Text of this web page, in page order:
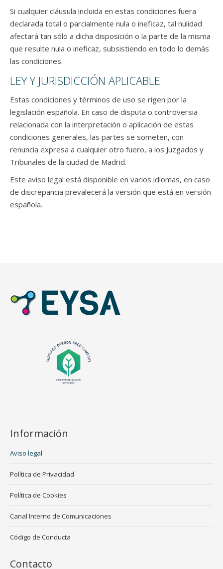
Si cualquier cláusula incluida en estas condiciones fuera
declarada total o parcialmente nula o ineficaz, tal nulidad
afectará tan sólo a dicha disposición o la parte de la misma
que resulte nula o ineficaz, subsistiendo en todo lo demás
las condiciones.
LEY Y JURISDICCIÓN APLICABLE
Estas condiciones y términos de uso se rigen por la
legislación española. En caso de disputa o controversia
relacionada con la interpretación o aplicación de estas
condiciones generales, las partes se someten, con
renuncia expresa a cualquier otro fuero, a los Juzgados y
Tribunales de la ciudad de Madrid.
Este aviso legal está disponible en varios idiomas, en caso
de discrepancia prevalecerá la versión que está en versión
española.
Información
Aviso legal
Política de Privacidad
Política de Cookies
Canal Interno de Comunicaciones
Código de Conducta
Contacto